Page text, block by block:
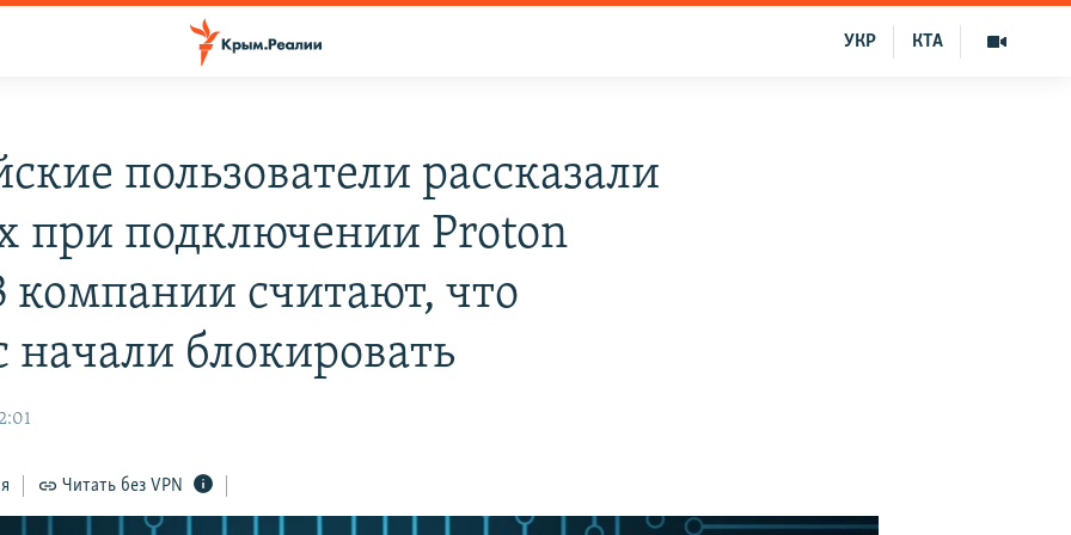
КТА
УКР
пользователи рассказали
при подключении Proton
компании считают, что
начали блокировать
Читать без VPN